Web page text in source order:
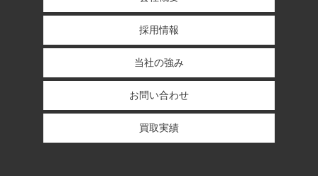
採用情報
当社の強み
お問い合わせ
買取実績